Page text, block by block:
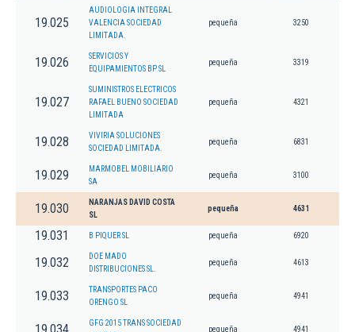
19.025
AUDIOLOGIA INTEGRAL
VALENCIA SOCIEDAD
LIMITADA.
pequeña 3250
19.026
SERVICIOS Y
EQUIPAMIENTOS BP SL
pequeña 3319
19.027
SUMINISTROS ELECTRICOS
RAFAEL BUENO SOCIEDAD
LIMITADA
pequeña 4321
19.028
VIVIRIA SOLUCIONES
SOCIEDAD LIMITADA.
pequeña 6831
19.029
MARMOBEL MOBILIARIO
SA
pequeña 3100
19.030
NARANJAS DAVID COSTA
SL
pequeña 4631
19.031 B PIQUER SL pequeña 6920
19.032
DOE MADO
DISTRIBUCIONES SL.
pequeña 4613
19.033
TRANSPORTES PACO
ORENGO SL
pequeña 4941
GFG 2015 TRANS SOCIEDAD
pequeña 4941